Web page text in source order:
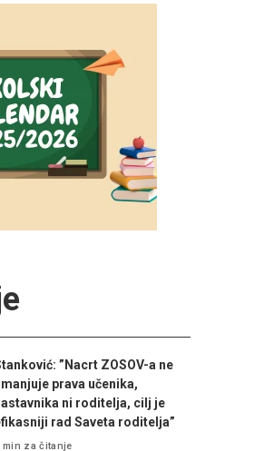
”Nacrt ZOSOV-a ne
prava učenika,
ni roditelja, cilj je
rad Saveta roditelja”
min za čitanje